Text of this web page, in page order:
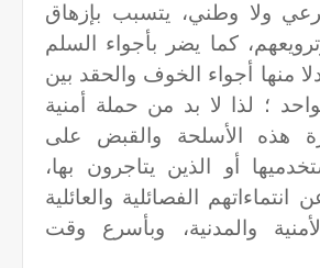
ولا وطني، يتسبب بإزهاق
وترويعهم، كما يضر بأجواء السلم
منها أجواء الخوف والحقد بين
؛ لذا لا بد من حملة أمنية
هذه الأسلحة والقبض على
أو الذين يتاجرون بها،
الفصائلية والعائلية
والمدنية، وبأسرع وقت